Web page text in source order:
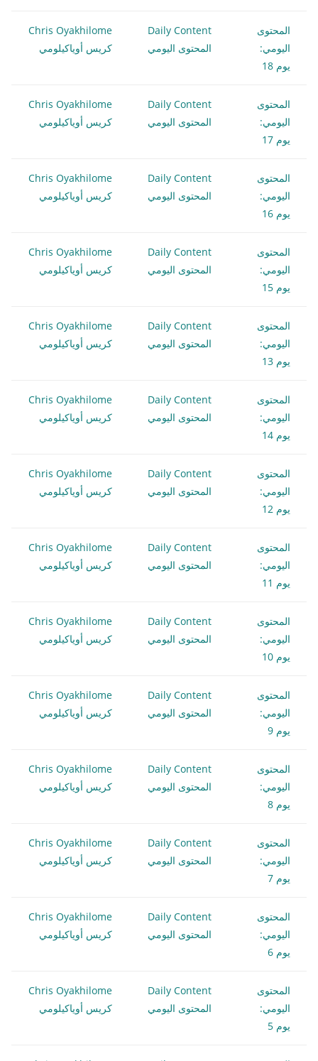
المحتوى
اليومي:
يوم 18
Daily Content
المحتوى اليومي
Chris Oyakhilome
كريس أوياكيلومي
المحتوى
اليومي:
يوم 17
Daily Content
المحتوى اليومي
Chris Oyakhilome
كريس أوياكيلومي
المحتوى
اليومي:
يوم 16
Daily Content
المحتوى اليومي
Chris Oyakhilome
كريس أوياكيلومي
المحتوى
اليومي:
يوم 15
Daily Content
المحتوى اليومي
Chris Oyakhilome
كريس أوياكيلومي
المحتوى
اليومي:
يوم 13
Daily Content
المحتوى اليومي
Chris Oyakhilome
كريس أوياكيلومي
المحتوى
اليومي:
يوم 14
Daily Content
المحتوى اليومي
Chris Oyakhilome
كريس أوياكيلومي
المحتوى
اليومي:
يوم 12
Daily Content
المحتوى اليومي
Chris Oyakhilome
كريس أوياكيلومي
المحتوى
اليومي:
يوم 11
Daily Content
المحتوى اليومي
Chris Oyakhilome
كريس أوياكيلومي
المحتوى
اليومي:
يوم 10
Daily Content
المحتوى اليومي
Chris Oyakhilome
كريس أوياكيلومي
المحتوى
اليومي:
يوم 9
Daily Content
المحتوى اليومي
Chris Oyakhilome
كريس أوياكيلومي
المحتوى
اليومي:
يوم 8
Daily Content
المحتوى اليومي
Chris Oyakhilome
كريس أوياكيلومي
المحتوى
اليومي:
يوم 7
Daily Content
المحتوى اليومي
Chris Oyakhilome
كريس أوياكيلومي
المحتوى
اليومي:
يوم 6
Daily Content
المحتوى اليومي
Chris Oyakhilome
كريس أوياكيلومي
المحتوى
اليومي:
يوم 5
Daily Content
المحتوى اليومي
Chris Oyakhilome
كريس أوياكيلومي